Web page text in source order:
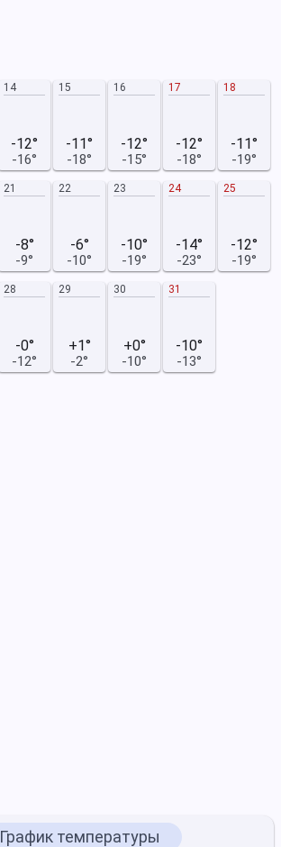
14
-12°
-16°
15
-11°
-18°
16
-12°
-15°
17
-12°
-18°
18
-11°
-19°
21
-8°
-9°
22
-6°
-10°
23
-10°
-19°
24
-14°
-23°
25
-12°
-19°
28
-0°
-12°
29
+1°
-2°
30
+0°
-10°
31
-10°
-13°
График температуры